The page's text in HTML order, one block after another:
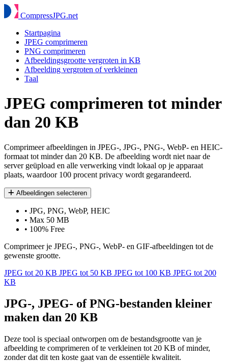
CompressJPG.net
Startpagina
JPEG comprimeren
PNG comprimeren
Afbeeldingsgrootte vergroten in KB
Afbeelding vergroten of verkleinen
Taal
JPEG comprimeren tot minder
dan 20 KB
Comprimeer afbeeldingen in JPEG-, JPG-, PNG-, WebP- en HEIC-
formaat tot minder dan 20 KB. De afbeelding wordt niet naar de
server geüpload en alle verwerking vindt lokaal op je apparaat
plaats, waardoor 100 procent privacy wordt gegarandeerd.
Afbeeldingen selecteren
• JPG, PNG, WebP, HEIC
• Max 50 MB
• 100% Free
Comprimeer je JPEG-, PNG-, WebP- en GIF-afbeeldingen tot de
gewenste grootte.
JPEG tot 20 KB JPEG tot 50 KB JPEG tot 100 KB JPEG tot 200
KB
JPG-, JPEG- of PNG-bestanden kleiner
maken dan 20 KB
Deze tool is speciaal ontworpen om de bestandsgrootte van je
afbeelding te comprimeren of te verkleinen tot 20 KB of minder,
zonder dat dit ten koste gaat van de essentiële kwaliteit.